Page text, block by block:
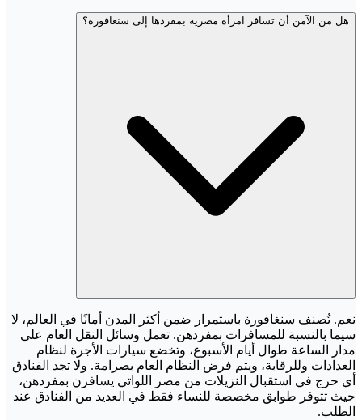
هل من الآمن أن تسافر امرأة مصرية بمفردها إلى سنغافورة؟
نعم. تُصنف سنغافورة باستمرار ضمن أكثر المدن أمانًا في العالم، لا
سيما بالنسبة للمسافرات بمفردهن. تعمل وسائل النقل العام على
مدار الساعة طوال أيام الأسبوع، وتخضع سيارات الأجرة لنظام
العدادات وللرقابة، ويتم فرض النظام العام بصرامة. ولا تجد الفنادق
أي حرج في استقبال النزيلات من مصر اللواتي يسافرن بمفردهن،
حيث تتوفر طوابق مخصصة للنساء فقط في العديد من الفنادق عند
الطلب.